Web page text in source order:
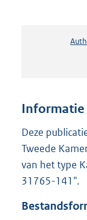
Informatie
Deze
Tweede
van het type
31765-141".